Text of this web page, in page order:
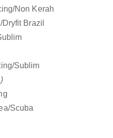
Non Kerah
Brazil
Sublim
Scuba